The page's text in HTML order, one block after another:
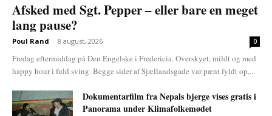
Afsked med Sgt. Pepper – eller bare en meget
lang pause?
Poul Rand - 8 august, 2026 0
Fredag eftermiddag på Den Engelske i Fredericia. Overskyet, mildt og med
happy hour i fuld sving. Begge sider af Sjællandsgade var pænt fyldt op,...
Dokumentarfilm fra Nepals bjerge vises gratis i
Panorama under Klimafolkemødet